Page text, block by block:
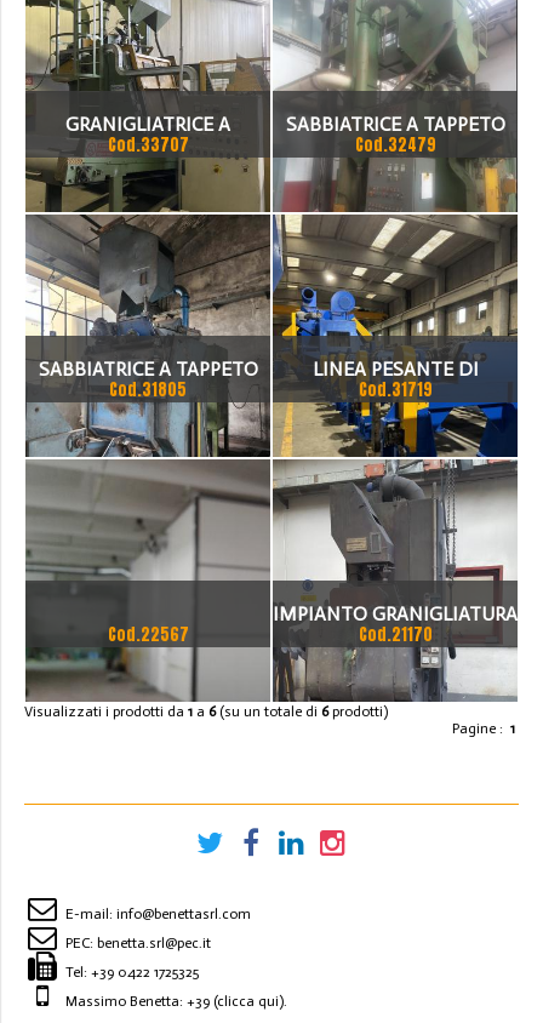
GRANIGLIATRICE A
TAPPETO RAMPANTE IN
GOMMA .CARICA DA 750
KG. 2 TURBINE DA 11 KW.
MARCHIATA CE. COSER
Cod.33707
SABBIATRICE A TAPPETO
FABO TG 10
Cod.32479
SABBIATRICE A TAPPETO
CON FILTRO
Cod.31805
LINEA PESANTE DI
GRANIGLIATURA MULTI
BARRE AUTOMATICA
REVISIONATA MARCA
FISCHER – DISA (
GERMANY )
Cod.31719
Cod.22567
IMPIANTO GRANIGLIATURA
A TAPPETO IN GOMMA
”USATO-REVISIONATO”
Cod.21170
Visualizzati i prodotti da 1 a 6(su un totale di 6prodotti)
Pagine : 1
E-mail: info@benettasrl.com
PEC: benetta.srl@pec.it
Tel: +39 0422 1725325
Massimo Benetta: +39 (clicca qui).